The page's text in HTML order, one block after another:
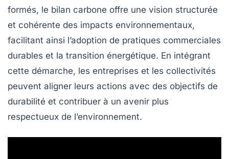
formés, le bilan carbone offre une vision structurée
et cohérente des impacts environnementaux,
facilitant ainsi l’adoption de pratiques commerciales
durables et la transition énergétique. En intégrant
cette démarche, les entreprises et les collectivités
peuvent aligner leurs actions avec des objectifs de
durabilité et contribuer à un avenir plus
respectueux de l’environnement.